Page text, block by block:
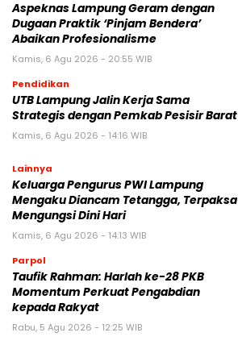
Aspeknas Lampung Geram dengan
Dugaan Praktik ‘Pinjam Bendera’
Abaikan Profesionalisme
Kamis, 6 Agu 2026 - 20:55 WIB
Pendidikan
UTB Lampung Jalin Kerja Sama
Strategis dengan Pemkab Pesisir Barat
Kamis, 6 Agu 2026 - 14:16 WIB
Lainnya
Keluarga Pengurus PWI Lampung
Mengaku Diancam Tetangga, Terpaksa
Mengungsi Dini Hari
Kamis, 6 Agu 2026 - 14:13 WIB
Parpol
Taufik Rahman: Harlah ke-28 PKB
Momentum Perkuat Pengabdian
kepada Rakyat
Rabu, 5 Agu 2026 - 12:25 WIB